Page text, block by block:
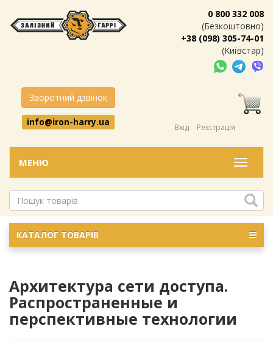
0 800 332 008
(Безкоштовно)
+38 (098) 305-74-01
(Київстар)
Зворотний дзвінок
info@iron-harry.ua
Вхід Реєстрація
Меню
МЕНЮ
КАТАЛОГ ТОВАРІВ
Архитектура сети доступа.
Распространенные и
перспективные технологии